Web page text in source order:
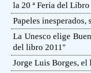
la 20 ª Feria del
Papeles
La Unesco elige
del libro 2011''
Jorge Luis Borges,